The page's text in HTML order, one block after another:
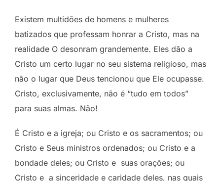
Existem multidões de homens e mulheres
batizados que professam honrar a Cristo, mas na
realidade O desonram grandemente. Eles dão a
Cristo um certo lugar no seu sistema religioso, mas
não o lugar que Deus tencionou que Ele ocupasse.
Cristo, exclusivamente, não é “tudo em todos”
para suas almas. Não!
É Cristo e a igreja; ou Cristo e os sacramentos; ou
Cristo e Seus ministros ordenados; ou Cristo e a
bondade deles; ou Cristo e suas orações; ou
Cristo e a sinceridade e caridade deles, nas quais